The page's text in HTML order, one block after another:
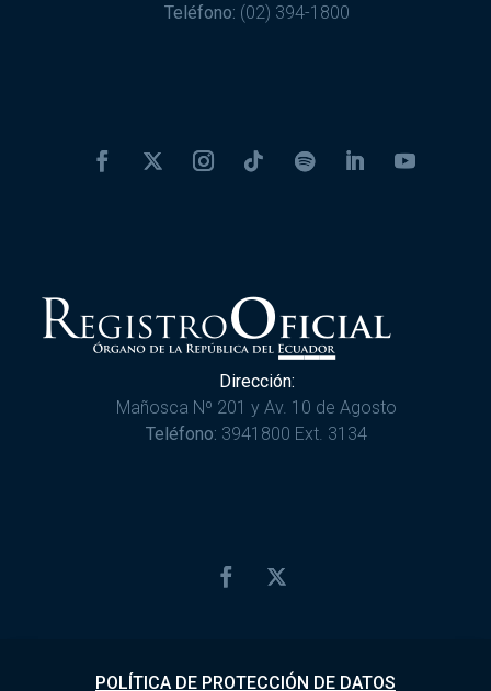
Teléfono: (02) 394-1800
Dirección:
Mañosca Nº 201 y Av. 10 de Agosto
Teléfono: 3941800 Ext. 3134
POLÍTICA DE PROTECCIÓN DE DATOS